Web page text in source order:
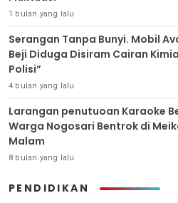
1 bulan yang lalu
Serangan Tanpa Bunyi. Mobil
Beji Diduga Disiram Cairan
Polisi”
4 bulan yang lalu
Larangan penutuoan Karaoke
Warga Nogosari Bentrok di
Malam
8 bulan yang lalu
PENDIDIKAN